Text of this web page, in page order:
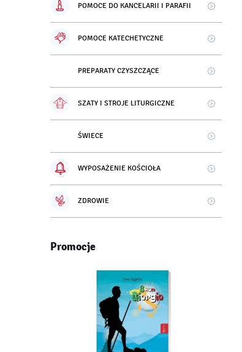
POMOCE DO KANCELARII I PARAFII
POMOCE KATECHETYCZNE
PREPARATY CZYSZCZĄCE
SZATY I STROJE LITURGICZNE
ŚWIECE
WYPOSAŻENIE KOŚCIOŁA
ZDROWIE
Promocje